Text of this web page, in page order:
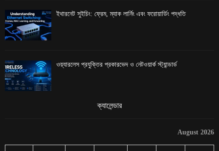
ইথারনেট সুইচিং: ফ্রেম, ম্যাক লার্নিং এবং ফরোয়ার্ডিং পদ্ধতি
ওয়্যারলেস প্রযুক্তির প্রকারভেদ ও নেটওয়ার্ক স্ট্যান্ডার্ড
ক্যালেন্ডার
August 2026